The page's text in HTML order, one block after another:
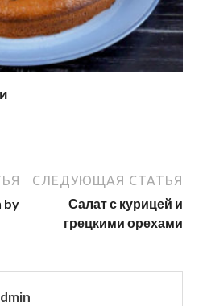
by
СЛЕДУЮЩАЯ СТАТЬЯ
Салат с курицей и
грецкими орехами